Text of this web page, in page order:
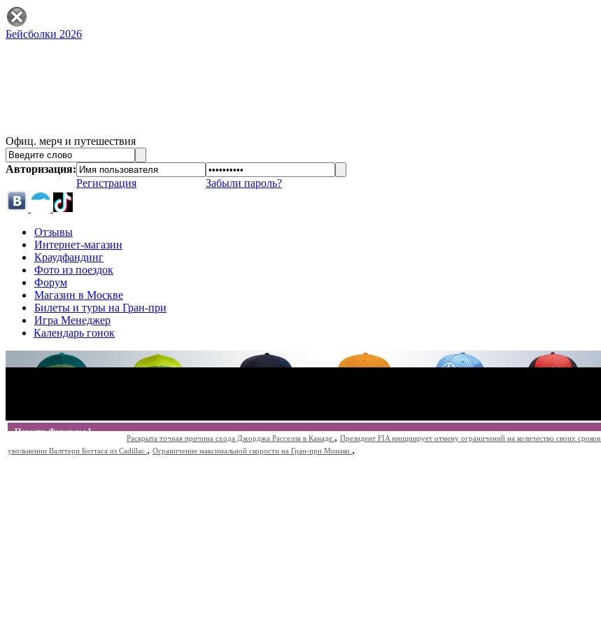
Бейсболки 2026
Офиц. мерч и путешествия
Авторизация:
Регистрация
Забыли пароль?
Отзывы
Интернет-магазин
Краудфандинг
Фото из поездок
Форум
Магазин в Москве
Билеты и туры на Гран-при
Игра Менеджер
Календарь гонок
Новости Формулы 1
Раскрыта точная причина схода Джорджа Расселла в Канаде. , Президент FIA инициирует отмену ограничений на количество своих сроков.
увольнении Валттери Боттаса из Cadillac. , Ограничение максимальной скорости на Гран-при Монако. ,